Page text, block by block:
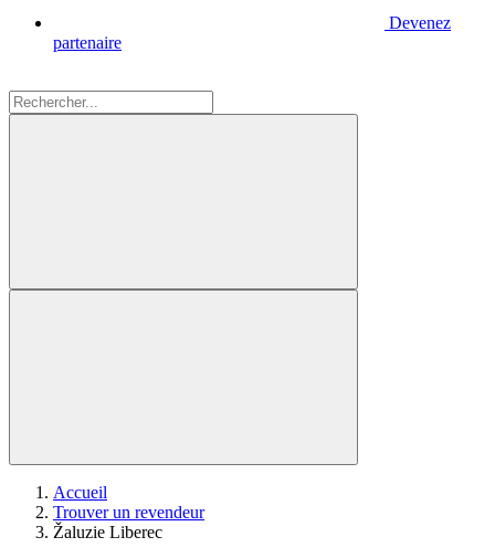
Devenez
partenaire
Accueil
Trouver un revendeur
Žaluzie Liberec